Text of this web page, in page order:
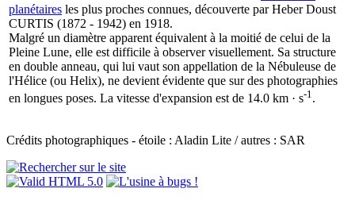
planétaires les plus proches connues, découverte par Heber Doust
CURTIS (1872 - 1942) en 1918.
Malgré un diamètre apparent équivalent à la moitié de celui de la
Pleine Lune, elle est difficile à observer visuellement. Sa structure
en double anneau, qui lui vaut son appellation de la Nébuleuse de
l'Hélice (ou Helix), ne devient évidente que sur des photographies
en longues poses. La vitesse d'expansion est de 14.0 km · s-1 .
Crédits photographiques - étoile : Aladin Lite / autres : SAR